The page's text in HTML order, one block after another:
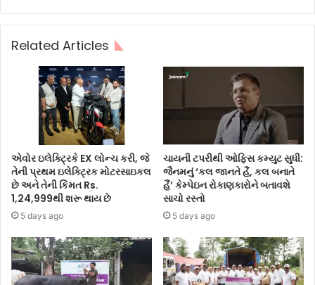
Related Articles
એવોર ઇલેક્ટ્રિકે EX લોન્ચ કરી, જે
તેની પ્રથમ ઇલેક્ટ્રિક મોટરસાઇકલ
છે અને તેની કિંમત Rs.
1,24,999થી શરૂ થાય છે
5 days ago
ચાયની ટપરીથી ઓફિસ કમ્યુટ સુધી:
જૈનમનું ‘કલ જાનતે હૈં, કલ બનાતે
હૈં’ કેમ્પેઇન રોકાણકારોને બતાવશે
સાચો રસ્તો
5 days ago